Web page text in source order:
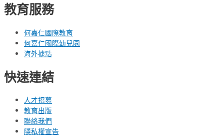
教育服務
何嘉仁國際教育
何嘉仁國際幼兒園
海外據點
快速連結
人才招募
教育出版
聯絡我們
隱私權宣告